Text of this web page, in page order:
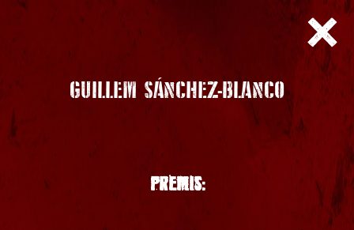
GUILLEM SÁNCHEZ-BLANCO
PREMIS: